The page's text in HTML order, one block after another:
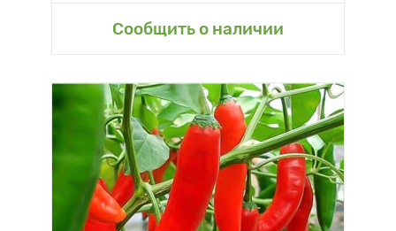
Сообщить о наличии